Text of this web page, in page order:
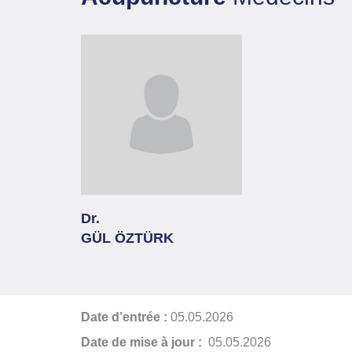
Dr.
GÜL ÖZTÜRK
Date d’entrée : 05.05.2026
Date de mise à jour : 05.05.2026